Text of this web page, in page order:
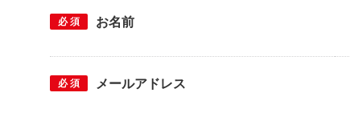
必 須 お名前
必 須 メールアドレス